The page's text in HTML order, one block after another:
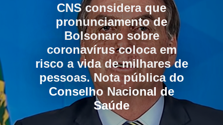
CNS considera que
pronunciamento de
Bolsonaro sobre
coronavírus coloca em
risco a vida de milhares de
pessoas. Nota pública do
Conselho Nacional de
Saúde